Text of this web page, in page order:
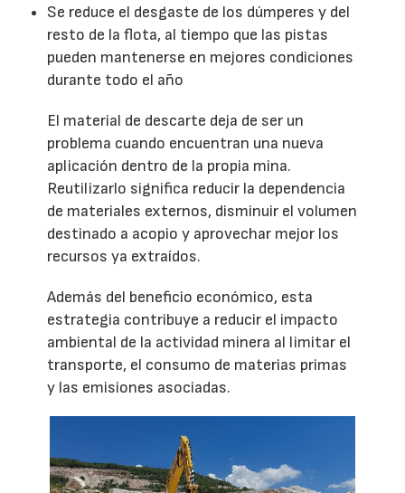
Se reduce el desgaste de los dúmperes y del
resto de la flota, al tiempo que las pistas
pueden mantenerse en mejores condiciones
durante todo el año
El material de descarte deja de ser un
problema cuando encuentran una nueva
aplicación dentro de la propia mina.
Reutilizarlo significa reducir la dependencia
de materiales externos, disminuir el volumen
destinado a acopio y aprovechar mejor los
recursos ya extraídos.
Además del beneficio económico, esta
estrategia contribuye a reducir el impacto
ambiental de la actividad minera al limitar el
transporte, el consumo de materias primas
y las emisiones asociadas.